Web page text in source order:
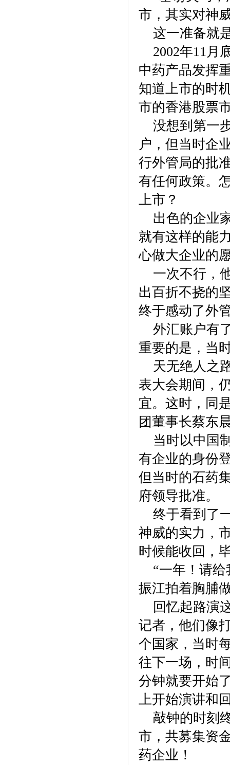
市，其实对神
这一准备就
2002年11月
中药产品发挥
知道上市的时
市的香港股票
没想到第一
户，但当时企
行外管局的批
有任何政策。
上市？
出色的企业
就有这样的能
心做大企业的
一次不行，
出百折不挠的
终于感动了外
外汇账户有
重要的是，当
天无绝人之
表大会期间，
宜。这时，同
团董事长蔡东
当时以中国
有企业的身份
但当时的石药
府领导批准。
终于看到了
神威的实力，
时候能收回，
“一年！请给
振江拍着胸脯
回忆起路演
记者，他们像
个国家，当时
往下一场，时
分钟就要开始
上开始演讲和
敲钟的时刻
市，共募集资
药企业！